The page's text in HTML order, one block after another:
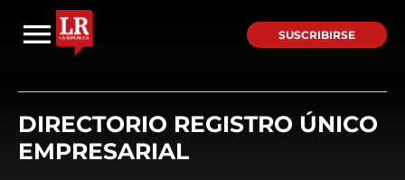
SUSCRIBIRSE
DIRECTORIO REGISTRO ÚNICO
EMPRESARIAL